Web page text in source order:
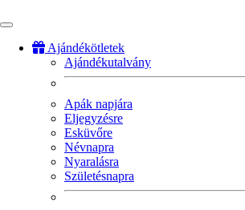
Ajándékötletek
Ajándékutalvány
Apák napjára
Eljegyzésre
Esküvőre
Névnapra
Nyaralásra
Születésnapra